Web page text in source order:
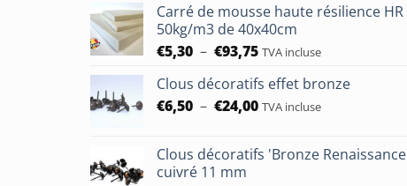
prix :
€8,25
à
Carré de mousse haute résilience HR
50kg/m3 de 40x40cm
€5,30 – €93,75Plage
prix :
€5,30
TVA incluse
Clous décoratifs effet bronze
€6,50 – €24,00Plage
€6,50
TVA incluse
Clous décoratifs 'Bronze Renaissance
cuivré 11 mm